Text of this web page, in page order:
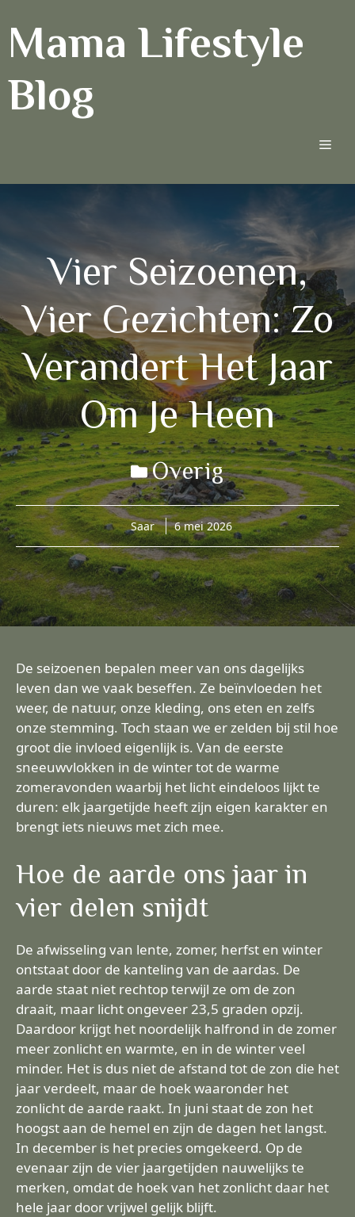
naarMama Lifestyle
Blog
Vier Seizoenen,
Vier Gezichten: Zo
Verandert Het Jaar
Om Je Heen
Overig
Saar 6 mei 2026
De seizoenen bepalen meer van ons dagelijks
leven dan we vaak beseffen. Ze beïnvloeden het
weer, de natuur, onze kleding, ons eten en zelfs
onze stemming. Toch staan we er zelden bij stil hoe
groot die invloed eigenlijk is. Van de eerste
sneeuwvlokken in de winter tot de warme
zomeravonden waarbij het licht eindeloos lijkt te
duren: elk jaargetijde heeft zijn eigen karakter en
brengt iets nieuws met zich mee.
Hoe de aarde ons jaar in
vier delen snijdt
De afwisseling van lente, zomer, herfst en winter
ontstaat door de kanteling van de aardas. De
aarde staat niet rechtop terwijl ze om de zon
draait, maar licht ongeveer 23,5 graden opzij.
Daardoor krijgt het noordelijk halfrond in de zomer
meer zonlicht en warmte, en in de winter veel
minder. Het is dus niet de afstand tot de zon die het
jaar verdeelt, maar de hoek waaronder het
zonlicht de aarde raakt. In juni staat de zon het
hoogst aan de hemel en zijn de dagen het langst.
In december is het precies omgekeerd. Op de
evenaar zijn de vier jaargetijden nauwelijks te
merken, omdat de hoek van het zonlicht daar het
hele jaar door vrijwel gelijk blijft.